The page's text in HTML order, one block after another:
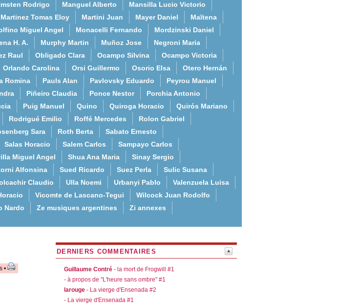
Rodrigo Manguel Alberto
Mansilla Lucio Victorio
Martinez Tomas Eloy Martini Juan Mayer Daniel
Maïtena
Miguel Angel Monacelli Fernando
Mordzinski Daniel
H. A. Murphy Martin Muñoz Jose
Negroni Maria
Raul Obligado Clara Ocampo Silvina
Ocampo Victoria
Orlando Carolina Orsi Guillermo Osorio Elsa
Otero Hernán
Romina Pauls Alan Pavlovsky Eduardo
Peyrou Manuel
Piñeiro Claudia Ponce Nestor
Porchia Antonio
Puig Manuel Quino Quiroga Horacio
Quirós Mariano
Rodrigué Emilio Roffé Mercedes
Rolon Gabriel
Sara Roth Berta
Sabato Ernesto
Salas Horacio Salem Carlos
Sampayo Carlos
Miguel Angel Shua Ana Maria
Sinay Sergio
Alfonsina Sued Ricardo Suez Perla
Sulic Susana
Claudio Ulla Noemi Urbanyi Pablo
Valenzuela Luisa
Vicomte de Lascano-Tegui
Wilcock Juan Rodolfo
Nardo Ze musiques argentines
Zi annexes
•
DERNIERS COMMENTAIRES
Guillaume Contré - la mort de Frogwill #1
- à propos de "L'heure sans ombre" #1
larouge - La vierge d'Ensenada #2
- La vierge d'Ensenada #1